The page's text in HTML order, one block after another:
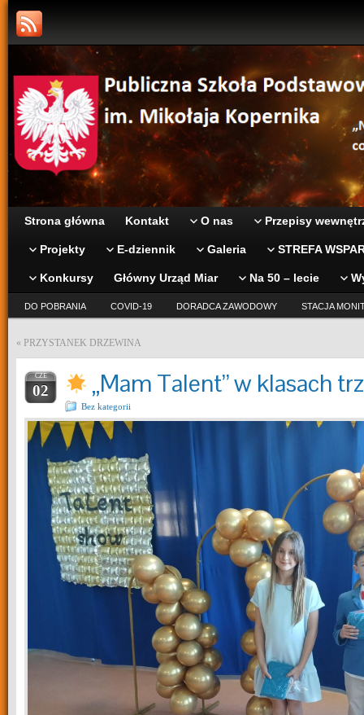
Strona główna Kontakt O nas Przepisy
Projekty E-dziennik Galeria STREFA
Konkursy Główny Urząd Miar Na 50 – lecie
DO POBRANIA COVID-19 DORADCA ZAWODOWY STACJA
« PRZYSTANEK DRZEWINA
CZE
02 „Mam Talent” w klasach
Bez kategorii